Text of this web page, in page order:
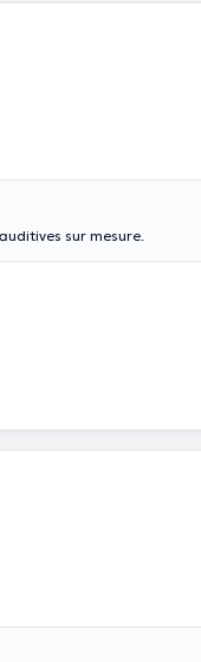
sur mesure.